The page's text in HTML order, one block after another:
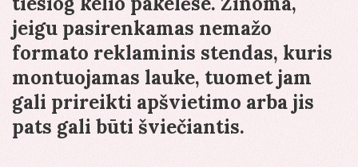
jeigu pasirenkamas nemažo
formato reklaminis stendas, kuris
montuojamas lauke, tuomet jam
gali prireikti apšvietimo arba jis
pats gali būti šviečiantis.